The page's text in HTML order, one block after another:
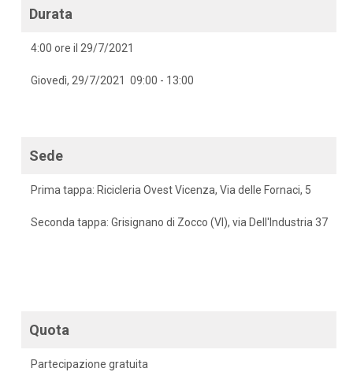
Durata
4:00 ore il 29/7/2021
Giovedì, 29/7/2021 09:00 - 13:00
Sede
Prima tappa: Ricicleria Ovest Vicenza, Via delle Fornaci, 5
Seconda tappa: Grisignano di Zocco (VI), via Dell'Industria 37
Quota
Partecipazione gratuita